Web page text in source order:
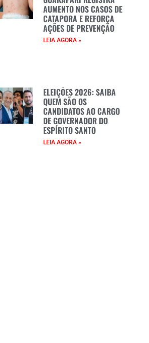
AUMENTO NOS CASOS DE
CATAPORA E REFORÇA
AÇÕES DE PREVENÇÃO
LEIA AGORA »
ELEIÇÕES 2026: SAIBA
QUEM SÃO OS
CANDIDATOS AO CARGO
DE GOVERNADOR DO
ESPÍRITO SANTO
LEIA AGORA »